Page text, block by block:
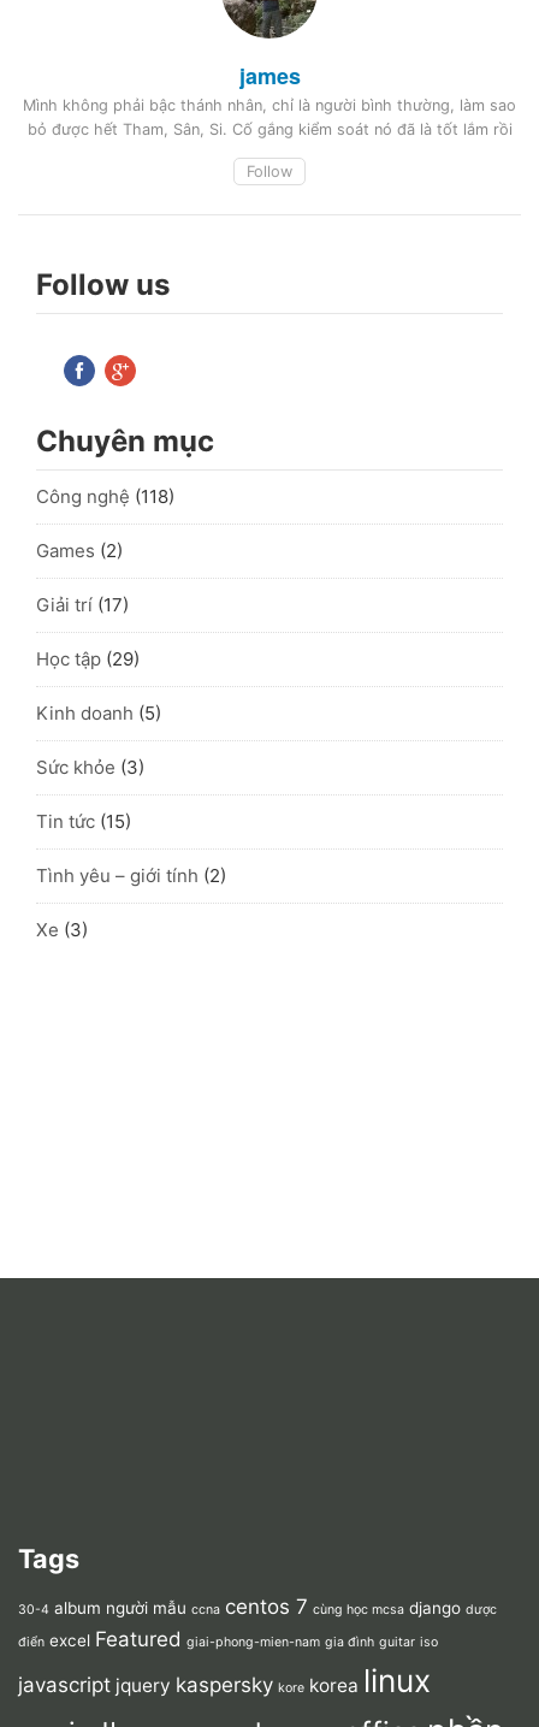
james
Mình không phải bậc thánh nhân, chỉ là người bình thường, làm sao
bỏ được hết Tham, Sân, Si. Cố gắng kiểm soát nó đã là tốt lắm rồi
Follow
Follow us
Chuyên mục
Công nghệ (118)
Games (2)
Giải trí (17)
Học tập (29)
Kinh doanh (5)
Sức khỏe (3)
Tin tức (15)
Tình yêu – giới tính (2)
Xe (3)
Tags
30-4 album người mẫu ccna centos 7 cùng học mcsa django dược
điển excel Featured giai-phong-mien-nam gia đình guitar iso
javascript jquery kaspersky kore korea linux